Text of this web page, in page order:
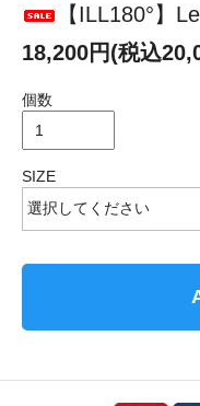
【ILL180°】
18,200円(税込
個数
SIZE